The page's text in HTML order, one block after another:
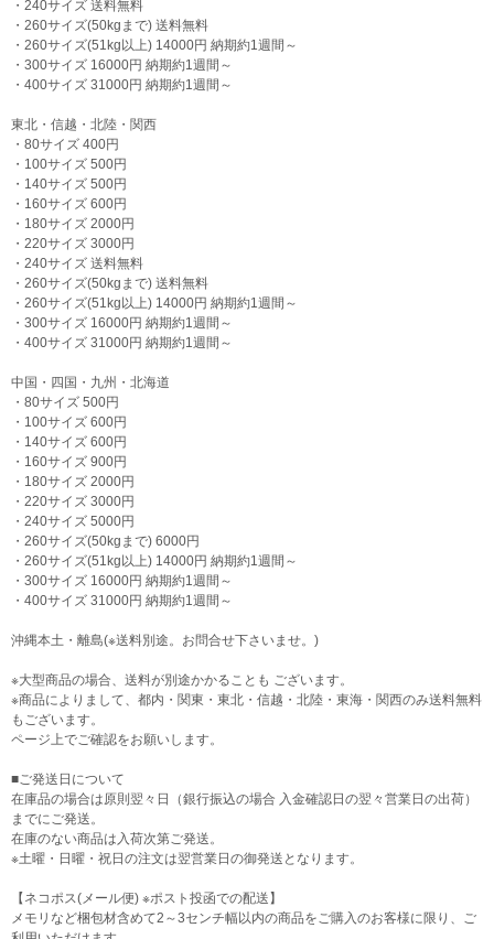
・240サイズ 送料無料
・260サイズ(50kgまで) 送料無料
・260サイズ(51kg以上) 14000円 納期約1週間～
・300サイズ 16000円 納期約1週間～
・400サイズ 31000円 納期約1週間～
東北・信越・北陸・関西
・80サイズ 400円
・100サイズ 500円
・140サイズ 500円
・160サイズ 600円
・180サイズ 2000円
・220サイズ 3000円
・240サイズ 送料無料
・260サイズ(50kgまで) 送料無料
・260サイズ(51kg以上) 14000円 納期約1週間～
・300サイズ 16000円 納期約1週間～
・400サイズ 31000円 納期約1週間～
中国・四国・九州・北海道
・80サイズ 500円
・100サイズ 600円
・140サイズ 600円
・160サイズ 900円
・180サイズ 2000円
・220サイズ 3000円
・240サイズ 5000円
・260サイズ(50kgまで) 6000円
・260サイズ(51kg以上) 14000円 納期約1週間～
・300サイズ 16000円 納期約1週間～
・400サイズ 31000円 納期約1週間～
沖縄本土・離島(※送料別途。お問合せ下さいませ。)
※大型商品の場合、送料が別途かかることも ございます。
※商品によりまして、都内・関東・東北・信越・北陸・東海・関西のみ送料無料
もございます。
ページ上でご確認をお願いします。
■ご発送日について
在庫品の場合は原則翌々日（銀行振込の場合 入金確認日の翌々営業日の出荷）
までにご発送。
在庫のない商品は入荷次第ご発送。
※土曜・日曜・祝日の注文は翌営業日の御発送となります。
【ネコポス(メール便) ※ポスト投函での配送】
メモリなど梱包材含めて2～3センチ幅以内の商品をご購入のお客様に限り、ご